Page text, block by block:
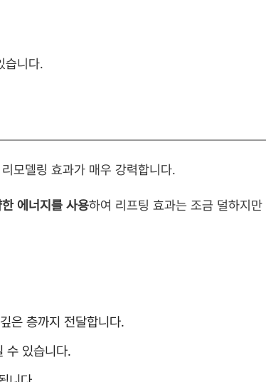
습니다.
모델링 효과가 매우 강력합니다.
에너지를 사용하여 리프팅 효과는 조금 덜하지만
은 층까지 전달합니다.
수 있습니다.